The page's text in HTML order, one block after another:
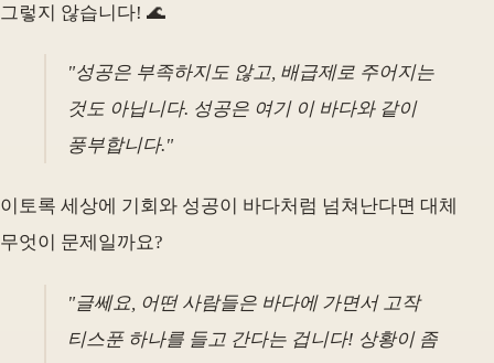
그렇지 않습니다! 🌊
"성공은 부족하지도 않고, 배급제로 주어지는
것도 아닙니다. 성공은 여기 이 바다와 같이
풍부합니다."
이토록 세상에 기회와 성공이 바다처럼 넘쳐난다면 대체
무엇이 문제일까요?
"글쎄요, 어떤 사람들은 바다에 가면서 고작
티스푼 하나를 들고 간다는 겁니다! 상황이 좀